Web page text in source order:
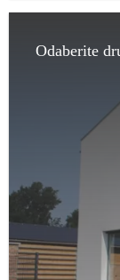
Odaberite